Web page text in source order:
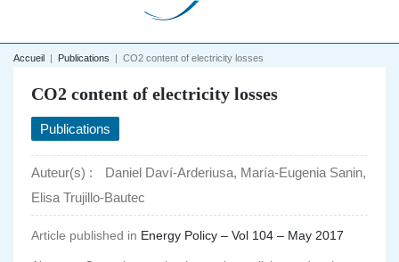
Accueil | Publications | CO2 content of electricity losses
CO2 content of electricity losses
Publications
Auteur(s) :
Daniel Daví-Arderiusa, María-Eugenia Sanin,
Elisa Trujillo-Bautec
Article published in Energy Policy – Vol 104 – May 2017